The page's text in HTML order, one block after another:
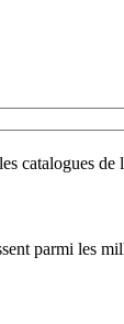
catalogues
parmi les